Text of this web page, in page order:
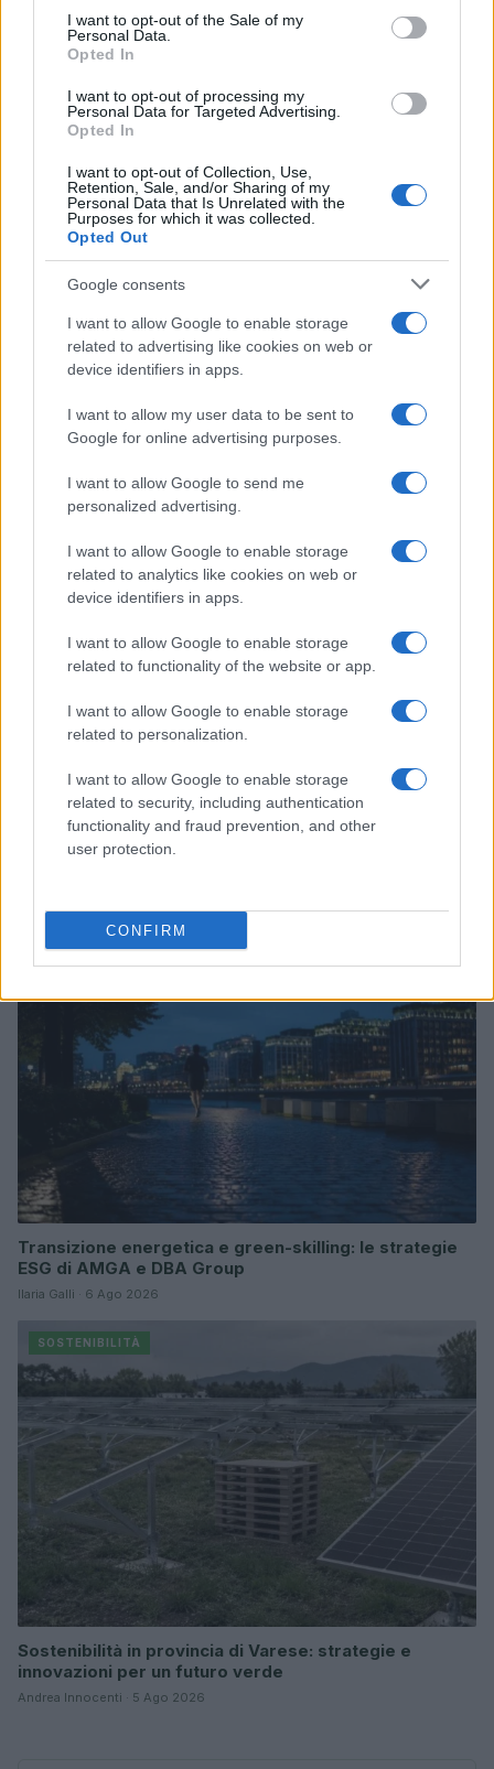
consent section.
I want to opt-out of the Sale of my
Personal Data.
Opted In
I want to opt-out of processing my
Personal Data for Targeted Advertising.
Opted In
I want to opt-out of Collection, Use,
Retention, Sale, and/or Sharing of my
Personal Data that Is Unrelated with the
Purposes for which it was collected.
Opted Out
Google consents
I want to allow Google to enable storage
related to advertising like cookies on web or
device identifiers in apps.
I want to allow my user data to be sent to
Google for online advertising purposes.
I want to allow Google to send me
personalized advertising.
I want to allow Google to enable storage
related to analytics like cookies on web or
device identifiers in apps.
I want to allow Google to enable storage
related to functionality of the website or app.
I want to allow Google to enable storage
related to personalization.
I want to allow Google to enable storage
related to security, including authentication
functionality and fraud prevention, and other
user protection.
CONFIRM
Continua a leggere
Gestione dei rischi ESG in filiera: percorso operativo
SOSTENIBILITÀ
Transizione energetica e green-skilling: le strategie
ESG di AMGA e DBA Group
Ilaria Galli · 6 Ago 2026
SOSTENIBILITÀ
Sostenibilità in provincia di Varese: strategie e
innovazioni per un futuro verde
Andrea Innocenti · 5 Ago 2026